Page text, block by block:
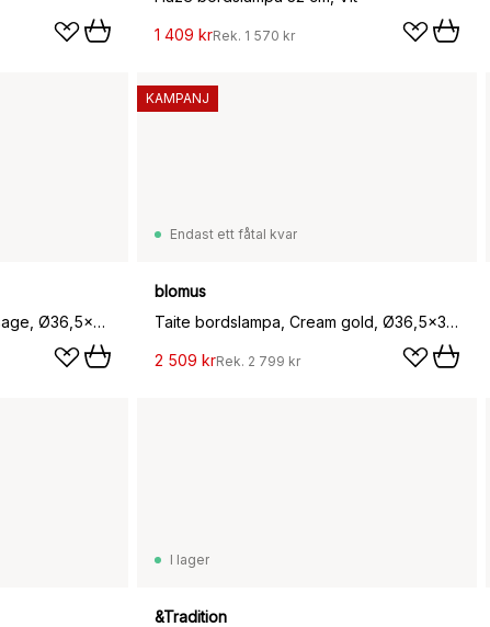
1 409 krRek. 1 570 kr
Taite bordslampa, Desert sage, Ø36,5x31 cm
Endast ett fåtal kvar
blomus
Taite bordslampa, Cream gold, Ø36,5x31 cm
2 509 krRek. 2 799 kr
KAMPANJ
I lager
&Tradition